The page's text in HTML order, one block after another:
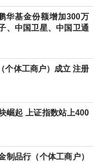
华基金份额增加300万
、中国卫星、中国卫通
个体工商户）成立 注册
崛起 上证指数站上400
制品行（个体工商户）